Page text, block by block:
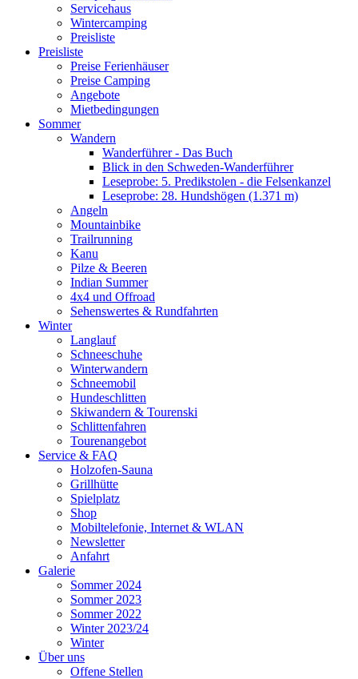
Servicehaus
Wintercamping
Preisliste
Preisliste
Preise Ferienhäuser
Preise Camping
Angebote
Mietbedingungen
Sommer
Wandern
Wanderführer - Das Buch
Blick in den Schweden-Wanderführer
Leseprobe: 5. Predikstolen - die Felsenkanzel
Leseprobe: 28. Hundshögen (1.371 m)
Angeln
Mountainbike
Trailrunning
Kanu
Pilze & Beeren
Indian Summer
4x4 und Offroad
Sehenswertes & Rundfahrten
Winter
Langlauf
Schneeschuhe
Winterwandern
Schneemobil
Hundeschlitten
Skiwandern & Tourenski
Schlittenfahren
Tourenangebot
Service & FAQ
Holzofen-Sauna
Grillhütte
Spielplatz
Shop
Mobiltelefonie, Internet & WLAN
Newsletter
Anfahrt
Galerie
Sommer 2024
Sommer 2023
Sommer 2022
Winter 2023/24
Winter
Über uns
Offene Stellen